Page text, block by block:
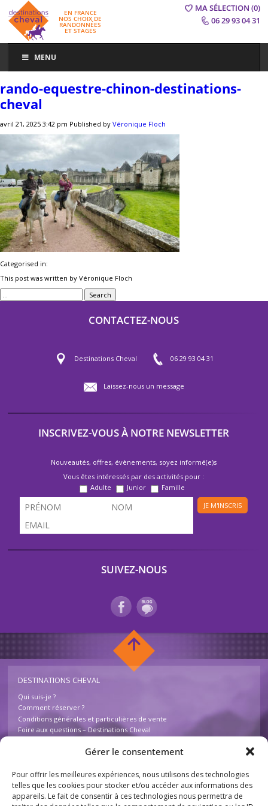
Gérer le consentement
Pour offrir les meilleures expériences, nous utilisons des technologies
telles que les cookies pour stocker et/ou accéder aux informations des
appareils. Le fait de consentir à ces technologies nous permettra de
EN FRANCE
NOS CHOIX DE
RANDONNÉES
ET STAGES
MA SÉLECTION (0)
06 29 93 04 31
MENU
rando-equestre-chinon-destinations-
cheval
avril 21, 2025 3:42 pm Published by Véronique Floch
Categorised in:
This post was written by Véronique Floch
Search
CONTACTEZ-NOUS
Destinations Cheval 06 29 93 04 31
Laissez-nous un message
INSCRIVEZ-VOUS À NOTRE NEWSLETTER
Nouveautés, offres, évènements, soyez informé(e)s
Vous êtes intéressés par des activités pour :
Adulte
Junior
Famille
JE M'INSCRIS
SUIVEZ-NOUS
DESTINATIONS CHEVAL
Qui suis-je ?
Comment réserver ?
Conditions générales et particulières de vente
Foire aux questions – Destinations Cheval
INFOS
Mentions légales
Plan du site